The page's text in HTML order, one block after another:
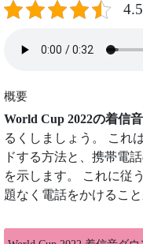
概要
World Cup 2022の着信音
るくしましょう。 これ
ドする方法と、携帯電
を示します。 これに従
題なく電話をかけるこ